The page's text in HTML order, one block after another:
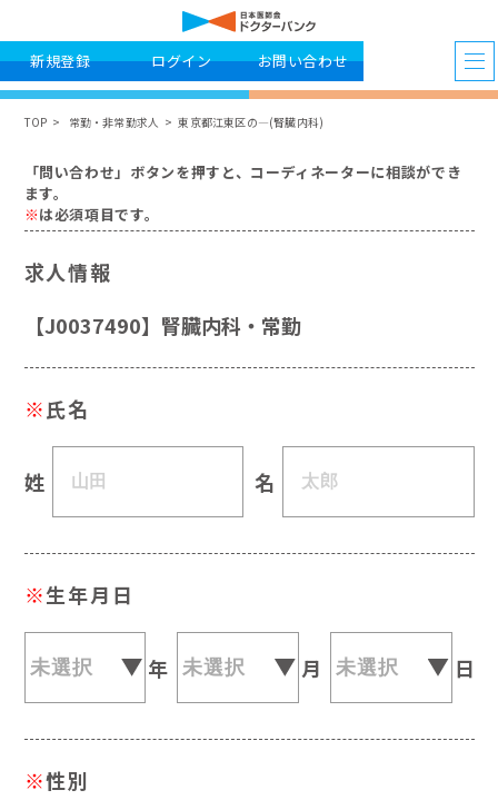
新規登録 ログイン お問い合わせ
TOP 常勤・非常勤求人 東京都江東区の―(腎臓内科)
「問い合わせ」ボタンを押すと、コーディネーターに相談ができ
ます。
※は必須項目です。
求人情報
【J0037490】腎臓内科・常勤
※氏名
姓 名
※生年月日
年 月 日
※性別